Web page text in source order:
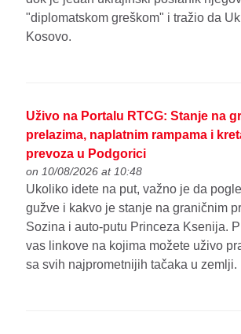
"diplomatskom greškom" i tražio da
Kosovo.
Uživo na Portalu RTCG: Stanje na
prelazima, naplatnim rampama i
prevoza u Podgorici
on 10/08/2026 at 10:48
Ukoliko idete na put, važno je da
gužve i kakvo je stanje na graničnim
Sozina i auto-putu Princeza Ksenija.
vas linkove na kojima možete uživo
sa svih najprometnijih tačaka u zemlji.